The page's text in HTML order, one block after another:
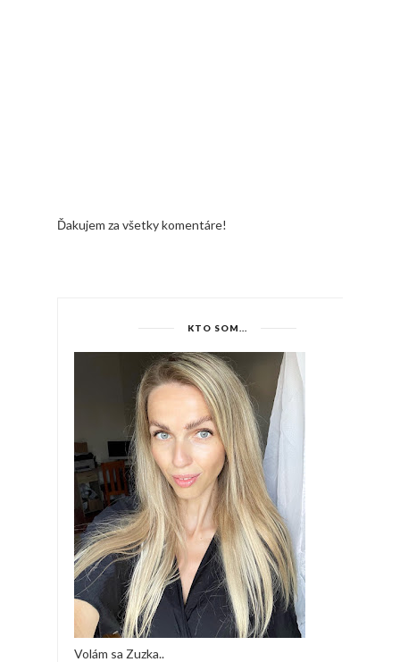
Ďakujem za všetky komentáre!
KTO SOM...
Volám sa Zuzka..